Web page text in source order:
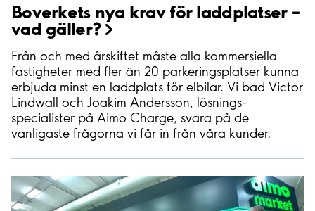
Boverkets nya krav för laddplatser –
vad gäller?
Från och med årskiftet måste alla kommersiella
fastigheter med fler än 20 parkeringsplatser kunna
erbjuda minst en laddplats för elbilar. Vi bad Victor
Lindwall och Joakim Andersson, lösnings-
specialister på Aimo Charge, svara på de
vanligaste frågorna vi får in från våra kunder.